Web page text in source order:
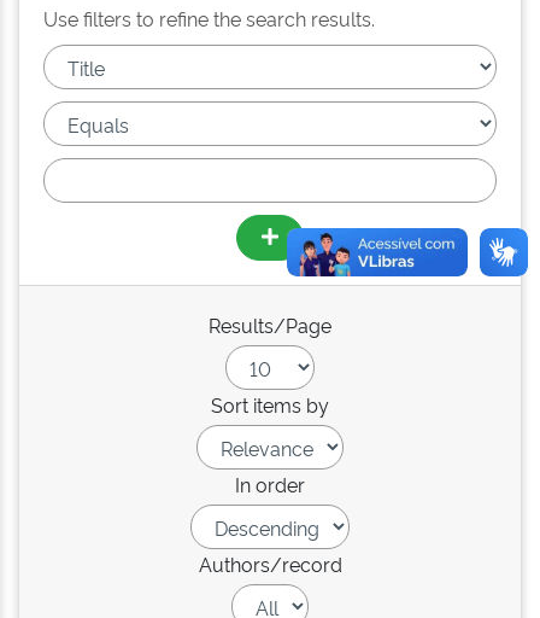
Use filters to refine the search results.
Results/Page
Sort items by
In order
Authors/record